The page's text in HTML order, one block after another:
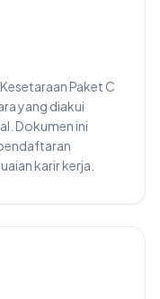
Paket C
yang diakui
Dokumen ini
karir kerja.